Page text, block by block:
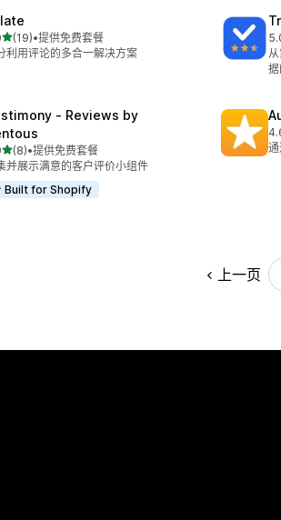
星（满分 5 星）
(19)
19 条评论
•提供免费套餐
利用评论的多合一解决方案
‑ Reviews by
星（满分 5 星）
(8)
8 条评论
•提供免费套餐
并展示满意的客户评价小组件
Built for Shopify
上一页